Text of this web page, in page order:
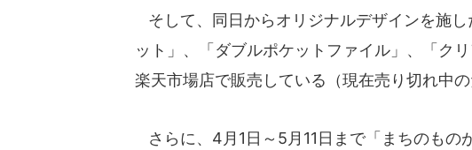
そして、同日からオリジナルデザインを施
ット」、「ダブルポケットファイル」、「ク
楽天市場店で販売している（現在売り切れ中
さらに、4月1日～5月11日まで「まちのもの